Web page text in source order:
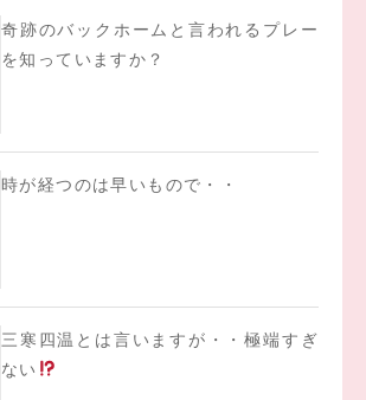
奇跡のバックホームと言われるプレー
を知っていますか？
時が経つのは早いもので・・
三寒四温とは言いますが・・極端すぎ
ない